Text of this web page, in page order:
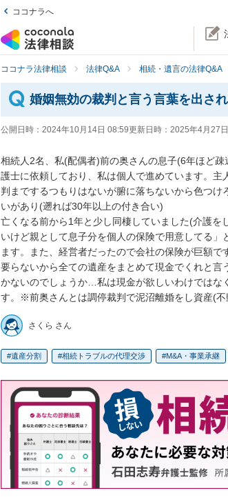
ココナラへ
ココナラ法律相談 法律Q&A 相続・遺言の法律Q&A
婚姻無効の裁判と言う言葉を出さ
公開日時： 2024年10月14日 08:59更新日時： 2025年4月27
相続人2名、私(配偶者)前の奥さんの息子(6年ほど
護士に依頼しており、私は個人で進めています。
判までするつもりはないが腑に落ちないから色つ
いがあり(遡れば30年以上の付き合い)
亡くなる前から1年と少し同棲していました(介護
いけど親として息子分を個人の保険で用意してる
ます。また、経営者だったので会社の保険が巨額
要らないから全ての遺産をまとめて現金でくれと
かないのでしょうか…私は現金が欲しいわけではな
す。※前奥さんとは調停裁判で泥沼離婚をし資産(不
さくら さん
遺産分割 相続トラブルの代理交渉 M&A・事業承継